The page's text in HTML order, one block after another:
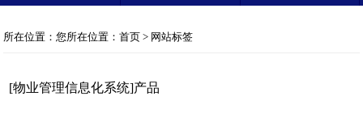
所在位置：您所在位置：首页 > 网站标签
[物业管理信息化系统]产品